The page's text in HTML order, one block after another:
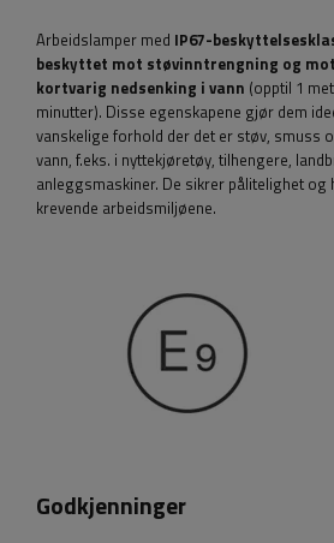
Arbeidslamper med IP67-
beskyttet mot støvinntrengning og
kortvarig nedsenking i vann (opptil 1
minutter). Disse egenskapene gjør dem
vanskelige forhold der det er støv, smuss
vann, f.eks. i nyttekjøretøy, tilhengere,
anleggsmaskiner. De sikrer pålitelighet og
krevende arbeidsmiljøene.
Godkjenninger